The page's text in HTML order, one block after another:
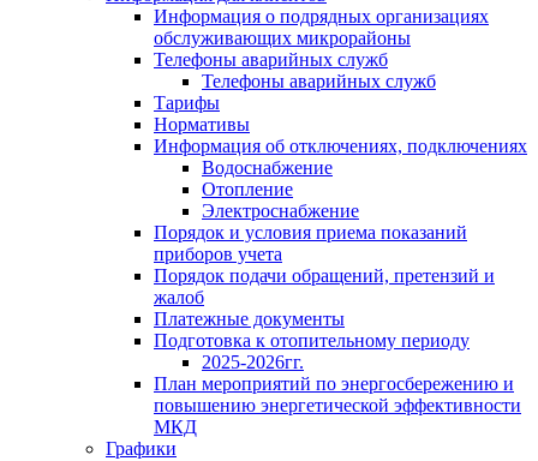
Информация о подрядных организациях
обслуживающих микрорайоны
Телефоны аварийных служб
Телефоны аварийных служб
Тарифы
Нормативы
Информация об отключениях, подключениях
Водоснабжение
Отопление
Электроснабжение
Порядок и условия приема показаний
приборов учета
Порядок подачи обращений, претензий и
жалоб
Платежные документы
Подготовка к отопительному периоду
2025-2026гг.
План мероприятий по энергосбережению и
повышению энергетической эффективности
МКД
Графики